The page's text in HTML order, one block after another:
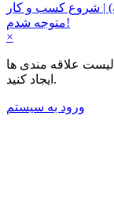
| شروع کسب و کار
متوجه شدم!
×
علاقه مندی ها
ایجاد کنید.
ورود به سیستم